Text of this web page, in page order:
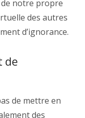
notre propre
des autres
d’ignorance.
de
de mettre en
des